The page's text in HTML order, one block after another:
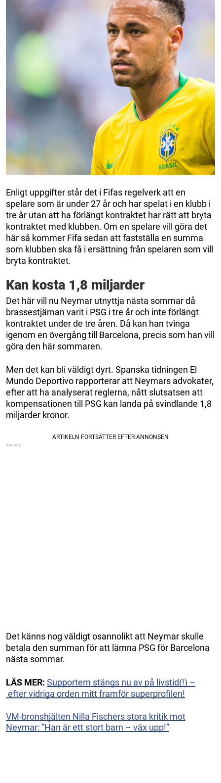
Enligt uppgifter står det i Fifas regelverk att en
spelare som är under 27 år och har spelat i en klubb i
tre år utan att ha förlängt kontraktet har rätt att bryta
kontraktet med klubben. Om en spelare vill göra det
här så kommer Fifa sedan att fastställa en summa
som klubben ska få i ersättning från spelaren som vill
bryta kontraktet.
Kan kosta 1,8 miljarder
Det här vill nu Neymar utnyttja nästa sommar då
brassestjärnan varit i PSG i tre år och inte förlängt
kontraktet under de tre åren. Då kan han tvinga
igenom en övergång till Barcelona, precis som han vill
göra den här sommaren.
Men det kan bli väldigt dyrt. Spanska tidningen El
Mundo Deportivo rapporterar att Neymars advokater,
efter att ha analyserat reglerna, nått slutsatsen att
kompensationen till PSG kan landa på svindlande 1,8
miljarder kronor.
Det känns nog väldigt osannolikt att Neymar skulle
betala den summan för att lämna PSG för Barcelona
nästa sommar.
LÄS MER: Supportern stängs nu av på livstid(!) –
efter vidriga orden mitt framför superprofilen!
VM-bronshjälten Nilla Fischers stora kritik mot
Neymar: ”Han är ett stort barn – väx upp!”